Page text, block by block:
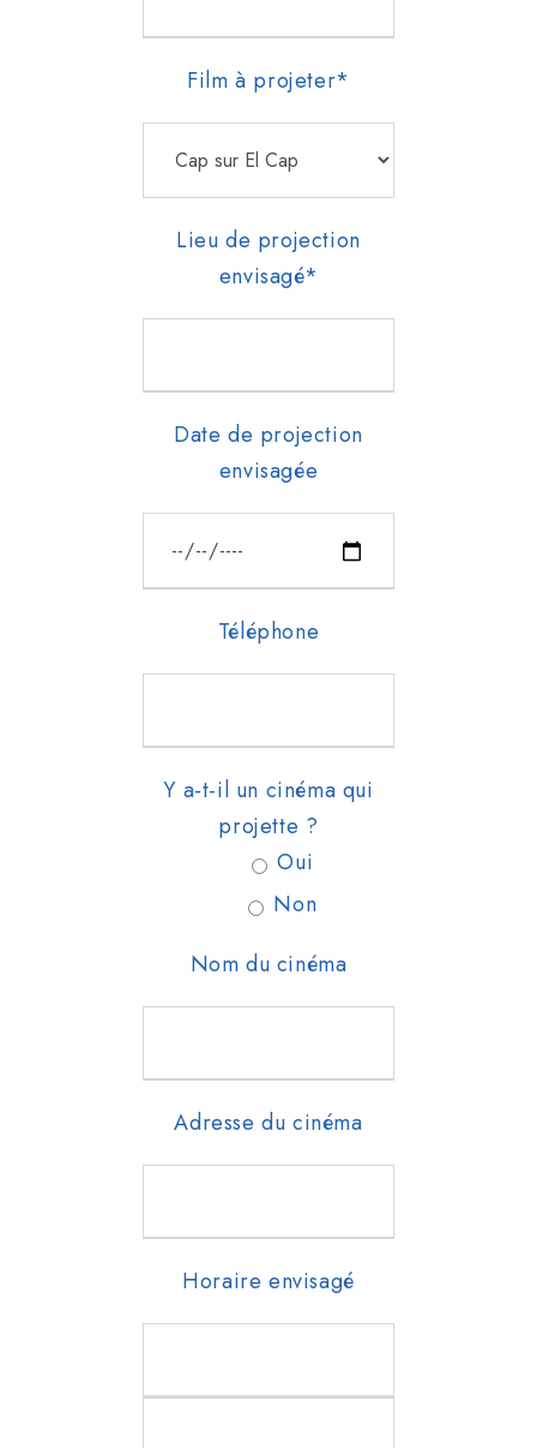
Film à projeter*
Lieu de projection
envisagé*
Date de projection
envisagée
Téléphone
Y a-t-il un cinéma qui
projette ?
Oui
Non
Nom du cinéma
Adresse du cinéma
Horaire envisagé